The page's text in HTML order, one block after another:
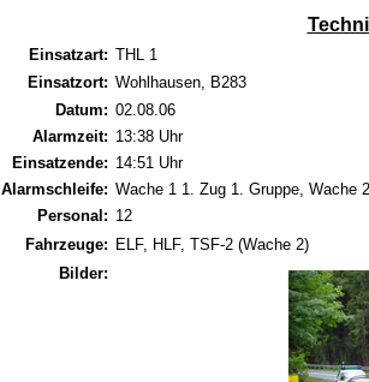
Einsatzart: THL 1
Einsatzort: Wohlhausen, B283
Datum: 02.08.06
Alarmzeit: 13:38 Uhr
Einsatzende: 14:51 Uhr
Alarmschleife: Wache 1 1. Zug 1. Gruppe, Wache
Personal: 12
Fahrzeuge: ELF, HLF, TSF-2 (Wache 2)
Bilder: